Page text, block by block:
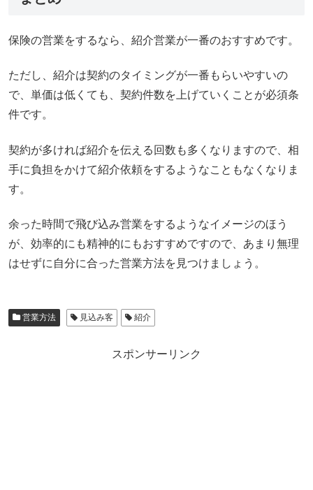
保険の営業をするなら、紹介営業が一番のおすすめです。
ただし、紹介は契約のタイミングが一番もらいやすいの
で、単価は低くても、契約件数を上げていくことが必須条
件です。
契約が多ければ紹介を伝える回数も多くなりますので、相
手に負担をかけて紹介依頼をするようなこともなくなりま
す。
余った時間で飛び込み営業をするようなイメージのほう
が、効率的にも精神的にもおすすめですので、あまり無理
はせずに自分に合った営業方法を見つけましょう。
営業方法 見込み客 紹介
スポンサーリンク